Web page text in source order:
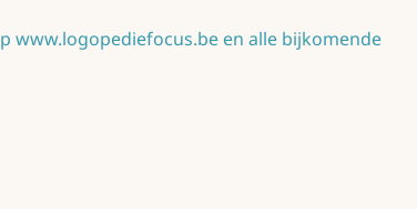
www.logopediefocus.be en alle bijkomende